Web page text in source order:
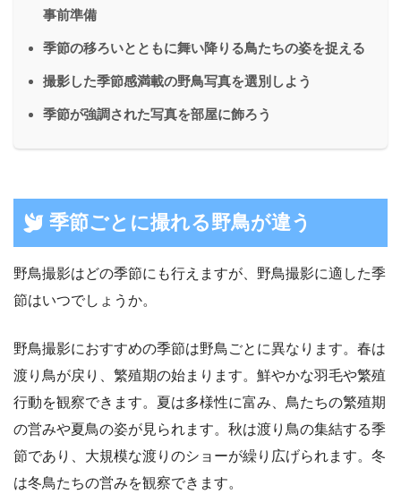
事前準備
季節の移ろいとともに舞い降りる鳥たちの姿を捉える
撮影した季節感満載の野鳥写真を選別しよう
季節が強調された写真を部屋に飾ろう
季節ごとに撮れる野鳥が違う
野鳥撮影はどの季節にも行えますが、野鳥撮影に適した季
節はいつでしょうか。
野鳥撮影におすすめの季節は野鳥ごとに異なります。春は
渡り鳥が戻り、繁殖期の始まります。鮮やかな羽毛や繁殖
行動を観察できます。夏は多様性に富み、鳥たちの繁殖期
の営みや夏鳥の姿が見られます。秋は渡り鳥の集結する季
節であり、大規模な渡りのショーが繰り広げられます。冬
は冬鳥たちの営みを観察できます。